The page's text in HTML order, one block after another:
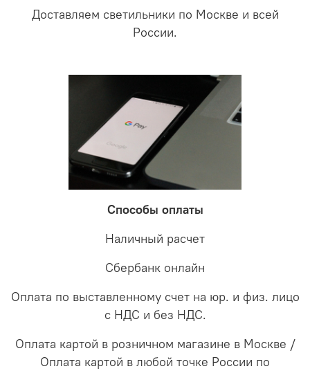
Доставляем светильники по Москве и всей
России.
Способы оплаты
Наличный расчет
Сбербанк онлайн
Оплата по выставленному счет на юр. и физ. лицо
с НДС и без НДС.
Оплата картой в розничном магазине в Москве /
Оплата картой в любой точке России по